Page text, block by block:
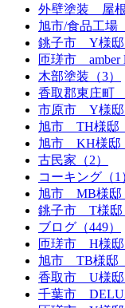
外壁塗装 屋根
旭市/食品工場
銚子市 Y様邸
匝瑳市 amber
木部塗装（3）
香取郡東庄町
市原市 Y様邸
旭市 TH様邸
旭市 KH様邸
古民家（2）
コーキング（1
旭市 MB様邸
銚子市 T様邸
ブログ（449）
匝瑳市 H様邸
旭市 TB様邸
香取市 U様邸
千葉市